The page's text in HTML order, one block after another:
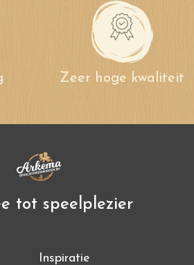
Zeer hoge kwaliteit
tot speelplezier
Inspiratie